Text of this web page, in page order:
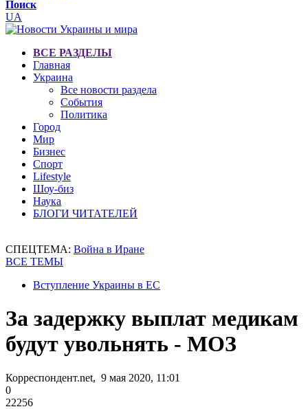
Поиск
UA
ВСЕ РАЗДЕЛЫ
Главная
Украина
Все новости раздела
События
Политика
Город
Мир
Бизнес
Спорт
Lifestyle
Шоу-биз
Наука
БЛОГИ ЧИТАТЕЛЕЙ
СПЕЦТЕМА: Война в Иране
ВСЕ ТЕМЫ
Вступление Украины в ЕС
За задержку выплат медикам
будут увольнять - МОЗ
Корреспондент.net, 9 мая 2020, 11:01
0
22256